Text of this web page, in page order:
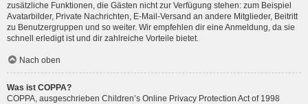
zusätzliche Funktionen, die Gästen nicht zur Verfügung stehen: zum Beispiel
Avatarbilder, Private Nachrichten, E-Mail-Versand an andere Mitglieder, Beitritt
zu Benutzergruppen und so weiter. Wir empfehlen dir eine Anmeldung, da sie
schnell erledigt ist und dir zahlreiche Vorteile bietet.
Nach oben
Was ist COPPA?
COPPA, ausgeschrieben Children’s Online Privacy Protection Act of 1998